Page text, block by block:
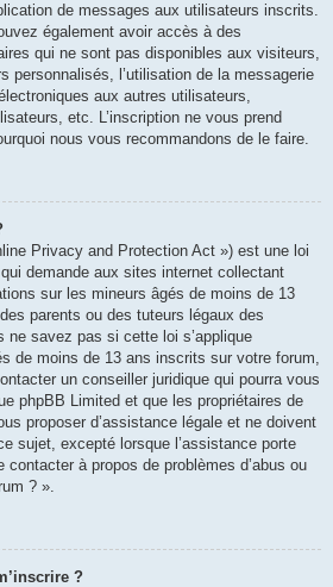
de messages aux utilisateurs inscrits.
également avoir accès à des
qui ne sont pas disponibles aux visiteurs,
personnalisés, l’utilisation de la messagerie
aux autres utilisateurs,
etc. L’inscription ne vous prend
nous vous recommandons de le faire.
Privacy and Protection Act ») est une loi
demande aux sites internet collectant
sur les mineurs âgés de moins de 13
parents ou des tuteurs légaux des
ne savez pas si cette loi s’applique
de moins de 13 ans inscrits sur votre forum,
un conseiller juridique qui pourra vous
phpBB Limited et que les propriétaires de
proposer d’assistance légale et ne doivent
sujet, excepté lorsque l’assistance porte
à propos de problèmes d’abus ou
? ».
?